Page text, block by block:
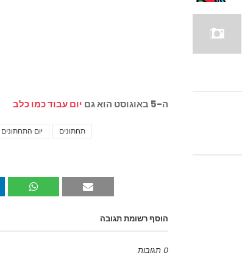
ה-5 באוגוסט הוא גם יום עבוד כמו כלב
יום התחתונים תחתונים
הוסף רשומת תגובה
0 תגובות